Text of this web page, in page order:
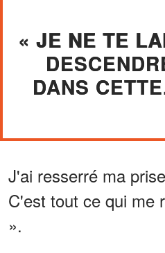
« JE NE TE
DANS
J'ai resserré ma
C'est tout ce qui me
».